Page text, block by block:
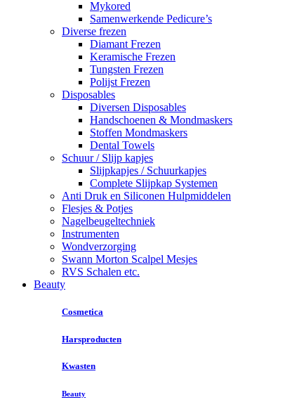
Mykored
Samenwerkende Pedicure’s
Diverse frezen
Diamant Frezen
Keramische Frezen
Tungsten Frezen
Polijst Frezen
Disposables
Diversen Disposables
Handschoenen & Mondmaskers
Stoffen Mondmaskers
Dental Towels
Schuur / Slijp kapjes
Slijpkapjes / Schuurkapjes
Complete Slijpkap Systemen
Anti Druk en Siliconen Hulpmiddelen
Flesjes & Potjes
Nagelbeugeltechniek
Instrumenten
Wondverzorging
Swann Morton Scalpel Mesjes
RVS Schalen etc.
Beauty
Cosmetica
Harsproducten
Kwasten
Beauty